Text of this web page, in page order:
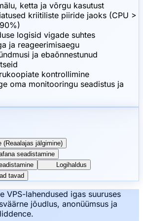
ketta ja võrgu kasutust
kriitiliste piiride jaoks (CPU >
logisid vigade suhtes
ja reageerimisaegu
ja ebaõnnestunud
kontrollimine
oma monitooringu seadistus ja
(Reaalajas jälgimine)
seadistamine
Logihaldus
tavad
VPS-lahendused igas suuruses
jõudlus, anonüümsus ja